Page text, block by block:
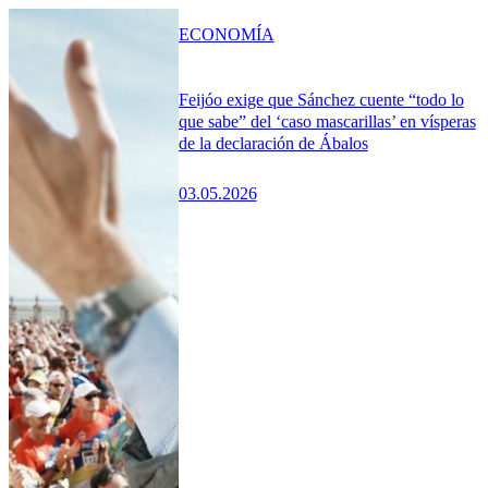
Feijóo exige que Sánchez cuente “todo lo
que sabe” del ‘caso mascarillas’ en vísperas
de la declaración de Ábalos
03.05.2026
ECONOMÍA